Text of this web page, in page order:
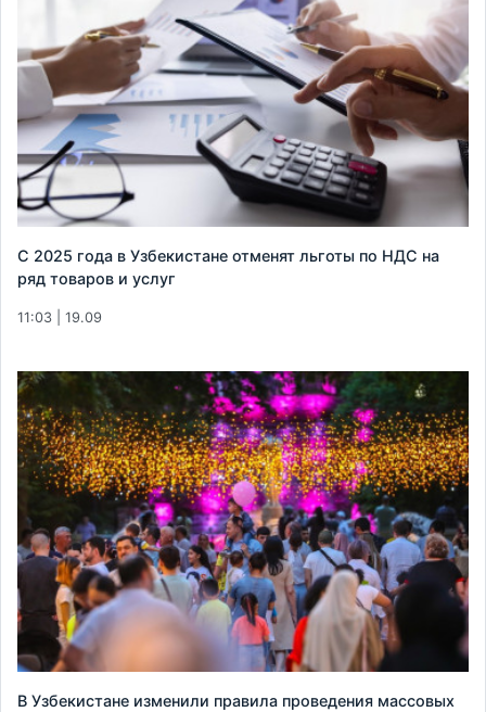
С 2025 года в Узбекистане отменят льготы по НДС на
ряд товаров и услуг
11:03 | 19.09
В Узбекистане изменили правила проведения массовых